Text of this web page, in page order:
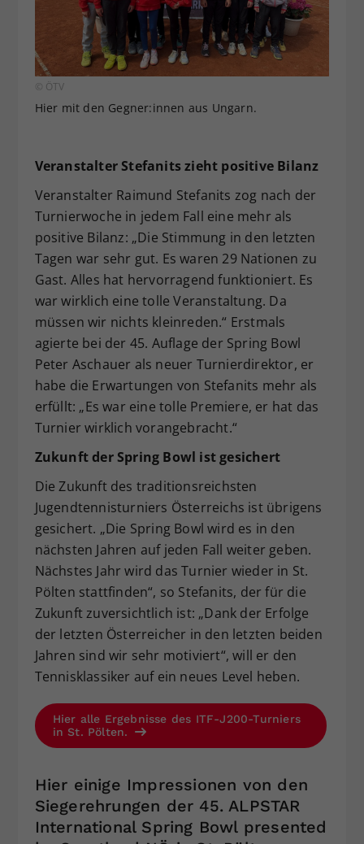
© ÖTV
Hier mit den Gegner:innen aus Ungarn.
Veranstalter Stefanits zieht positive Bilanz
Veranstalter Raimund Stefanits zog nach der
Turnierwoche in jedem Fall eine mehr als
positive Bilanz: „Die Stimmung in den letzten
Tagen war sehr gut. Es waren 29 Nationen zu
Gast. Alles hat hervorragend funktioniert. Es
war wirklich eine tolle Veranstaltung. Da
müssen wir nichts kleinreden.“ Erstmals
agierte bei der 45. Auflage der Spring Bowl
Peter Aschauer als neuer Turnierdirektor, er
habe die Erwartungen von Stefanits mehr als
erfüllt: „Es war eine tolle Premiere, er hat das
Turnier wirklich vorangebracht.“
Zukunft der Spring Bowl ist gesichert
Die Zukunft des traditionsreichsten
Jugendtennisturniers Österreichs ist übrigens
gesichert. „Die Spring Bowl wird es in den
nächsten Jahren auf jeden Fall weiter geben.
Nächstes Jahr wird das Turnier wieder in St.
Pölten stattfinden“, so Stefanits, der für die
Zukunft zuversichtlich ist: „Dank der Erfolge
der letzten Österreicher in den letzten beiden
Jahren sind wir sehr motiviert“, will er den
Tennisklassiker auf ein neues Level heben.
Hier alle Ergebnisse des ITF-J200-Turniers
in St. Pölten.
Hier einige Impressionen von den
Siegerehrungen der 45. ALPSTAR
International Spring Bowl presented